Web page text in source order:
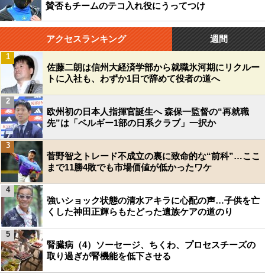
賛否もチームのテコ入れ役にうってつけ
アクセスランキング 週間
佐藤二朗は信州大経済学部から就職氷河期にリクルー
トに入社も、わずか1日で辞めて役者の道へ
1
欧州初の日本人指揮官誕生へ 森保一監督の“再就職
先”は「ベルギー1部の日系クラブ」一択か
2
菅野智之トレード不成立の裏に致命的な“前科”…ここ
まで11勝4敗でも市場価値が低かったワケ
3
強いショック状態の清水アキラに心配の声…子供を亡
くした神田正輝らもたどった遺族ケアの道のり
4
腎臓病（4）ソーセージ、ちくわ、プロセスチーズの
取り過ぎが腎機能を低下させる
5